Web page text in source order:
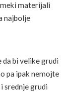
materijali
najbolje
bi velike grudi
pa ipak nemojte
srednje grudi